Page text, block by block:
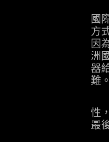
國
方
因
洲
器
難。
性
最